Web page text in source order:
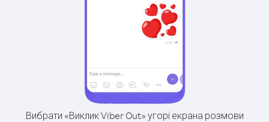
Вибрати «Виклик Viber Out» угорі екрана розмови